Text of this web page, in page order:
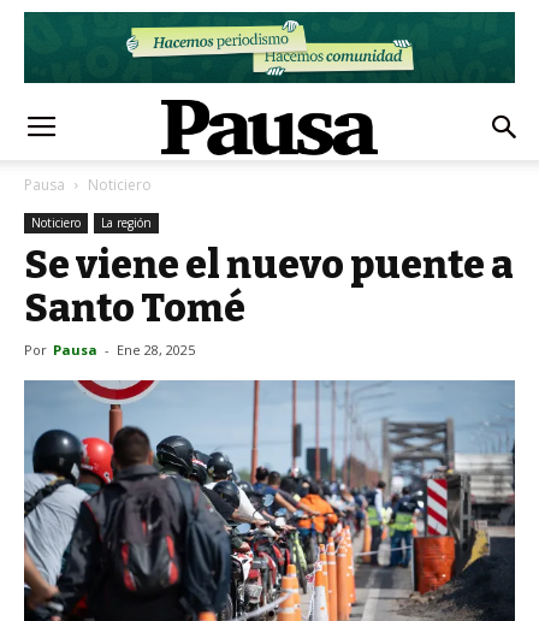
Pausa Noticiero
Noticiero La región
Se viene el nuevo puente a
Santo Tomé
Por Pausa - Ene 28, 2025